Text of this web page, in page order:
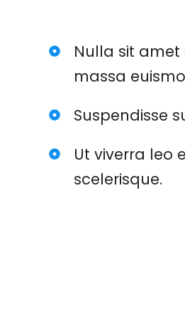
Nulla sit
massa
Suspendisse
Ut viverra leo
scelerisque.